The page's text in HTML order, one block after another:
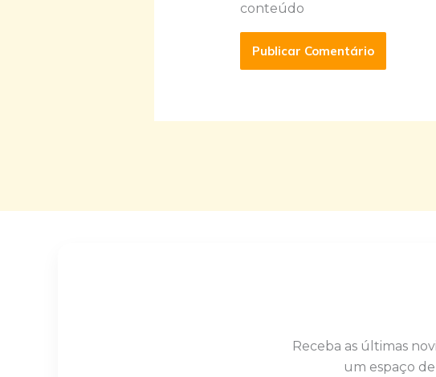
conteúdo
Receba as últimas
um espaço